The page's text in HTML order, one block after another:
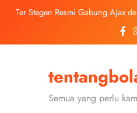
SkipTer Stegen Resmi Gabung Ajax
Trabzonspor Mulai Negosiasi
Medis Dijadwalkan 5 Agustus
2026, Siap Tatap Putaran Provinsi
Kerolin Resmi Gabung
Dilaporkan Pecahkan Rekor
Semua yang perlu